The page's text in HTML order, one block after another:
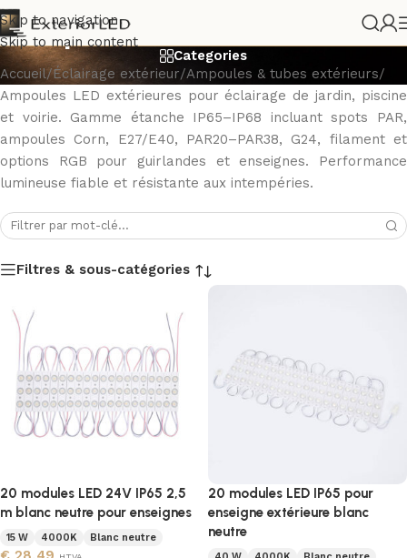
Skip to navigation
Skip to main content
Ampoules LED extérieures
Categories
Accueil/Éclairage extérieur/Ampoules & tubes extérieurs/
Ampoules LED extérieures pour éclairage de jardin, piscine
et voirie. Gamme étanche IP65–IP68 incluant spots PAR,
ampoules Corn, E27/E40, PAR20–PAR38, G24, filament et
options RGB pour guirlandes et enseignes. Performance
lumineuse fiable et résistante aux intempéries.
Filtres & sous-catégories
20 modules LED 24V IP65 2,5
m blanc neutre pour enseignes
15 W 4000K Blanc neutre
20 modules LED IP65 pour
enseigne extérieure blanc
neutre